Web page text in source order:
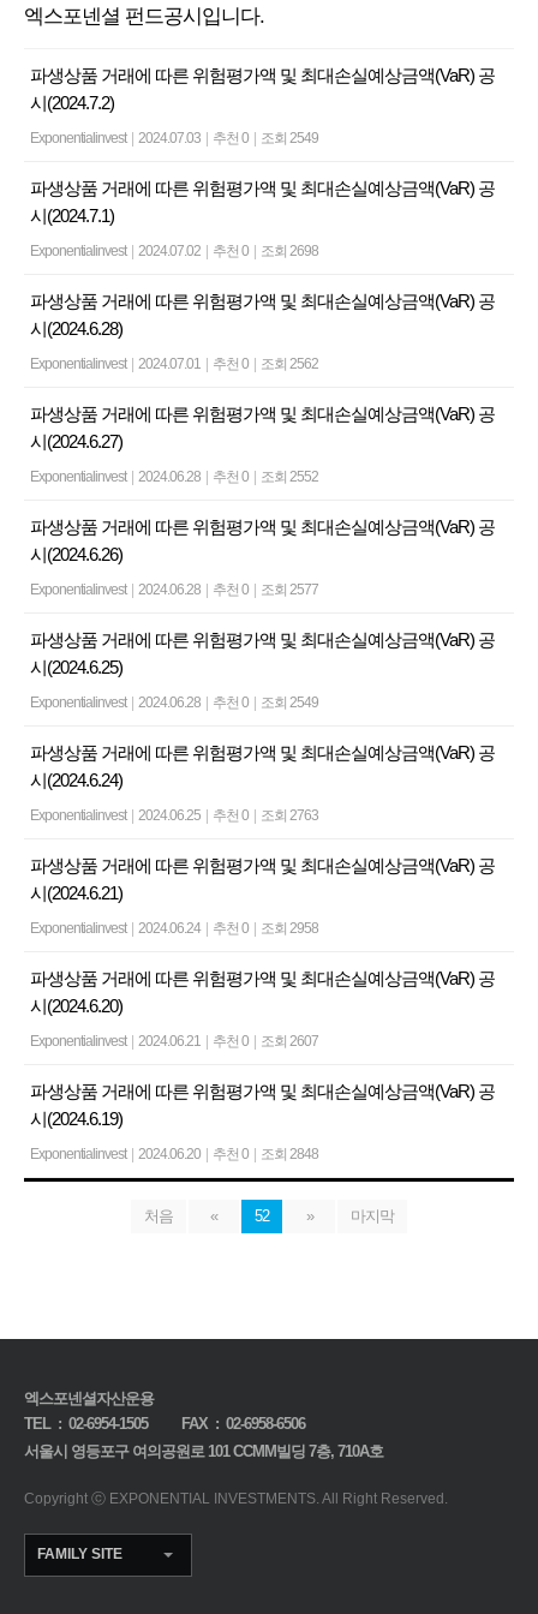
엑스포넨셜 펀드공시입니다.
파생상품 거래에 따른 위험평가액 및 최대손실예상금액(VaR) 공
시(2024.7.2)
Exponentialinvest 2024.07.03 추천 0 조회 2549
파생상품 거래에 따른 위험평가액 및 최대손실예상금액(VaR) 공
시(2024.7.1)
Exponentialinvest 2024.07.02 추천 0 조회 2698
파생상품 거래에 따른 위험평가액 및 최대손실예상금액(VaR) 공
시(2024.6.28)
Exponentialinvest 2024.07.01 추천 0 조회 2562
파생상품 거래에 따른 위험평가액 및 최대손실예상금액(VaR) 공
시(2024.6.27)
Exponentialinvest 2024.06.28 추천 0 조회 2552
파생상품 거래에 따른 위험평가액 및 최대손실예상금액(VaR) 공
시(2024.6.26)
Exponentialinvest 2024.06.28 추천 0 조회 2577
파생상품 거래에 따른 위험평가액 및 최대손실예상금액(VaR) 공
시(2024.6.25)
Exponentialinvest 2024.06.28 추천 0 조회 2549
파생상품 거래에 따른 위험평가액 및 최대손실예상금액(VaR) 공
시(2024.6.24)
Exponentialinvest 2024.06.25 추천 0 조회 2763
파생상품 거래에 따른 위험평가액 및 최대손실예상금액(VaR) 공
시(2024.6.21)
Exponentialinvest 2024.06.24 추천 0 조회 2958
파생상품 거래에 따른 위험평가액 및 최대손실예상금액(VaR) 공
시(2024.6.20)
Exponentialinvest 2024.06.21 추천 0 조회 2607
파생상품 거래에 따른 위험평가액 및 최대손실예상금액(VaR) 공
시(2024.6.19)
Exponentialinvest 2024.06.20 추천 0 조회 2848
처음 « 52 » 마지막
엑스포넨셜자산운용
TEL : 02-6954-1505
FAX : 02-6958-6506
서울시 영등포구 여의공원로 101 CCMM빌딩 7층, 710A호
Copyright ⓒ EXPONENTIAL INVESTMENTS. All Right Reserved.
FAMILY SITE